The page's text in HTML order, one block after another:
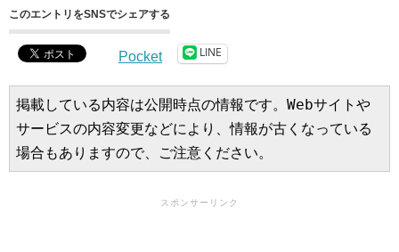
このエントリをSNSでシェアする
Pocket LINE
掲載している内容は公開時点の情報です。Webサイトや
サービスの内容変更などにより、情報が古くなっている
場合もありますので、ご注意ください。
スポンサーリンク